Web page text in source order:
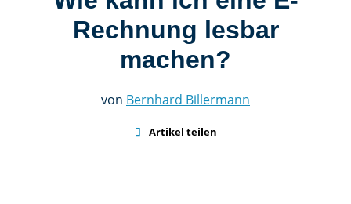
Rechnung lesbar
machen?
von Bernhard Billermann
 Artikel teilen